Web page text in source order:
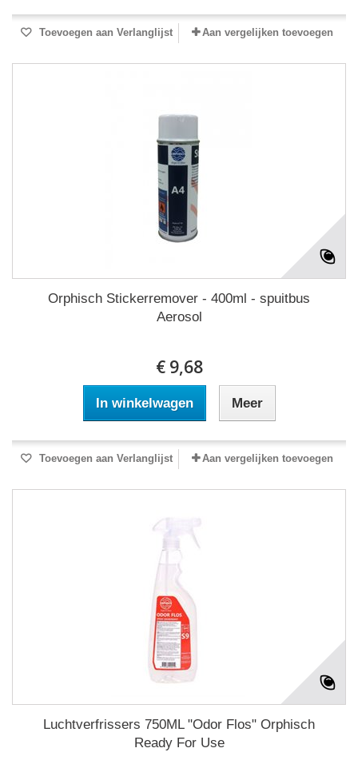
Toevoegen aan Verlanglijst Aan vergelijken toevoegen
Orphisch Stickerremover - 400ml - spuitbus
Aerosol
€ 9,68
In winkelwagen Meer
Toevoegen aan Verlanglijst Aan vergelijken toevoegen
Luchtverfrissers 750ML "Odor Flos" Orphisch
Ready For Use